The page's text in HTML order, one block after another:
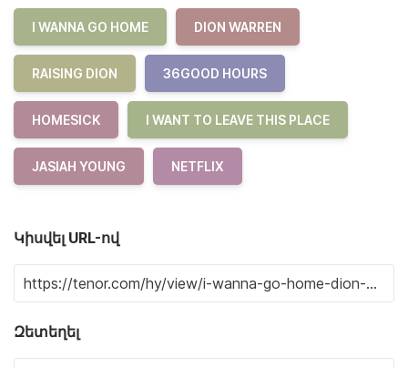
I WANNA GO HOME DION WARREN
RAISING DION 36GOOD HOURS
HOMESICK I WANT TO LEAVE THIS PLACE
JASIAH YOUNG NETFLIX
Կիսվել URL-ով
Զետեղել